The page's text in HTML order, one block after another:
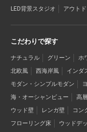
LED背景スタジオ
アウト
こだわりで探す
ナチュラル グリーン ホ
北欧風
西海岸風 インダ
モダン・シンプルモダン
海・オーシャンビュー
高
ウッド壁
レンガ壁 コン
フローリング床
ウッドデ